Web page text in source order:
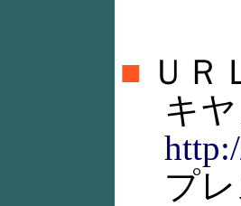
■ ＵＲ
キヤ
プレ